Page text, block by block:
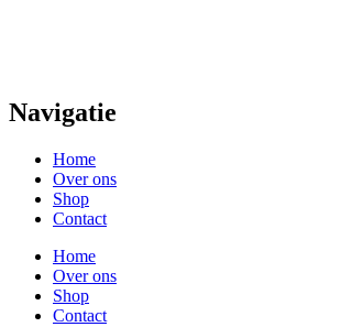
Navigatie
Home
Over ons
Shop
Contact
Home
Over ons
Shop
Contact